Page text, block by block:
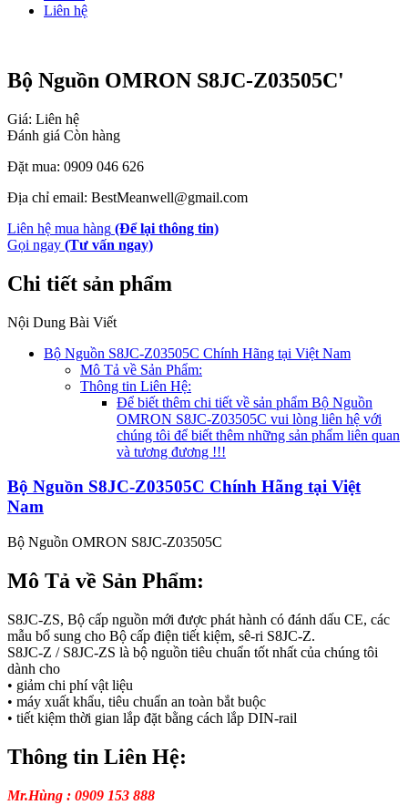
Liên hệ
Bộ Nguồn OMRON S8JC-Z03505C'
Giá: Liên hệ
Đánh giá Còn hàng
Đặt mua: 0909 046 626
Địa chỉ email: BestMeanwell@gmail.com
Liên hệ mua hàng (Để lại thông tin)
Gọi ngay (Tư vấn ngay)
Chi tiết sản phẩm
Nội Dung Bài Viết
Bộ Nguồn S8JC-Z03505C Chính Hãng tại Việt Nam
Mô Tả về Sản Phẩm:
Thông tin Liên Hệ:
Để biết thêm chi tiết về sản phẩm Bộ Nguồn
OMRON S8JC-Z03505C vui lòng liên hệ với
chúng tôi để biết thêm những sản phẩm liên quan
và tương đương !!!
Bộ Nguồn S8JC-Z03505C Chính Hãng tại Việt
Nam
Bộ Nguồn OMRON S8JC-Z03505C
Mô Tả về Sản Phẩm:
S8JC-ZS, Bộ cấp nguồn mới được phát hành có đánh dấu CE, các
mẫu bổ sung cho Bộ cấp điện tiết kiệm, sê-ri S8JC-Z.
S8JC-Z / S8JC-ZS là bộ nguồn tiêu chuẩn tốt nhất của chúng tôi
dành cho
• giảm chi phí vật liệu
• máy xuất khẩu, tiêu chuẩn an toàn bắt buộc
• tiết kiệm thời gian lắp đặt bằng cách lắp DIN-rail
Thông tin Liên Hệ:
Mr.Hùng : 0909 153 888